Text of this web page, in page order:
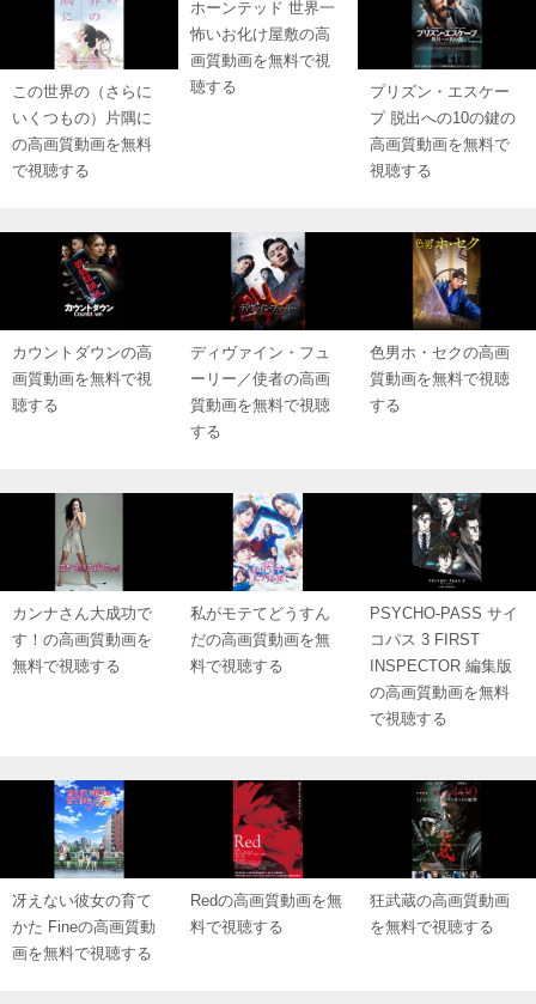
この世界の（さらに
いくつもの）片隅に
の高画質動画を無料
で視聴する
ホーンテッド 世界一
怖いお化け屋敷の高
画質動画を無料で視
聴する
プリズン・エスケー
プ 脱出への10の鍵の
高画質動画を無料で
視聴する
カウントダウンの高
画質動画を無料で視
聴する
ディヴァイン・フュ
ーリー／使者の高画
質動画を無料で視聴
する
色男ホ・セクの高画
質動画を無料で視聴
する
カンナさん大成功で
す！の高画質動画を
無料で視聴する
私がモテてどうすん
だの高画質動画を無
料で視聴する
PSYCHO-PASS サイ
コパス 3 FIRST
INSPECTOR 編集版
の高画質動画を無料
で視聴する
冴えない彼女の育て
かた Fineの高画質動
画を無料で視聴する
Redの高画質動画を無
料で視聴する
狂武蔵の高画質動画
を無料で視聴する